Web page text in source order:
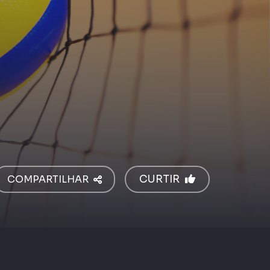
COMPARTILHAR CURTIR